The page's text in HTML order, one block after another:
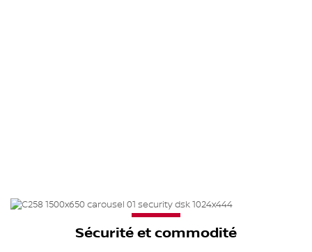
Sécurité et commodité